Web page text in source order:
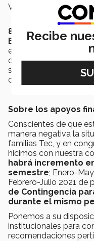
Valor Tec.
8.- Creamos un
Estudiantes, para
enfrentado problemas
crisis. A través de este
se han visto
condonaciones o
Sobre los apoyos
Conscientes de que
manera negativa la
familias Tec, y en
hicimos con nuestra
habrá incremento
semestre; Enero-
Febrero-Julio 2021 de
de Contingencia
durante el mismo
Ponemos a su
institucionales para
recomendaciones
Recibe